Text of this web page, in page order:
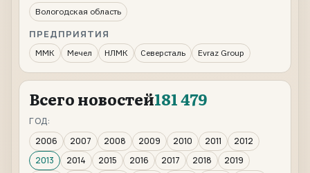
Вологодская область
ПРЕДПРИЯТИЯ
ММК Мечел НЛМК Северсталь Evraz Group
Всего новостей181 479
ГОД:
2006
2007 2008 2009 2010 2011
2012
2013
2014 2015 2016 2017 2018
2019